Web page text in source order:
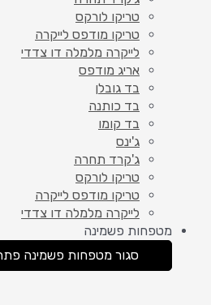
טריקו לורקס
טריקו מודפס לייקרה
לייקרה מלמלה דו צדדי
אריג מודפס
בד גובלן
בד כותנה
בד קומו
ג'ינס
ג'קרד תחרה
טריקו לורקס
טריקו מודפס לייקרה
לייקרה מלמלה דו צדדי
מטפחות פשמינה
סגור מטפחות פשמינה